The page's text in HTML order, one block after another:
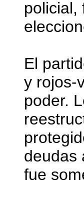
policial,
El
y rojos-
poder.
deudas
fue